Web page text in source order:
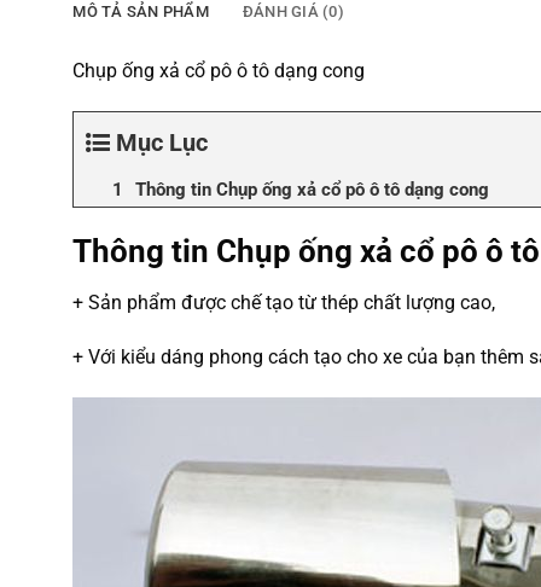
MÔ TẢ SẢN PHẨM ĐÁNH GIÁ (0)
Chụp ống xả cổ pô ô tô dạng cong
Mục Lục
Thông tin Chụp ống xả cổ pô ô tô dạng cong
Thông tin Chụp ống xả cổ pô ô
+ Sản phẩm được chế tạo từ thép chất lượng cao,
+ Với kiểu dáng phong cách tạo cho xe của bạn thêm